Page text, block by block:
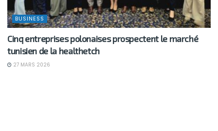
BUSINESS
Cinq entreprises polonaises prospectent le marché
tunisien de la healthetch
27 MARS 2026